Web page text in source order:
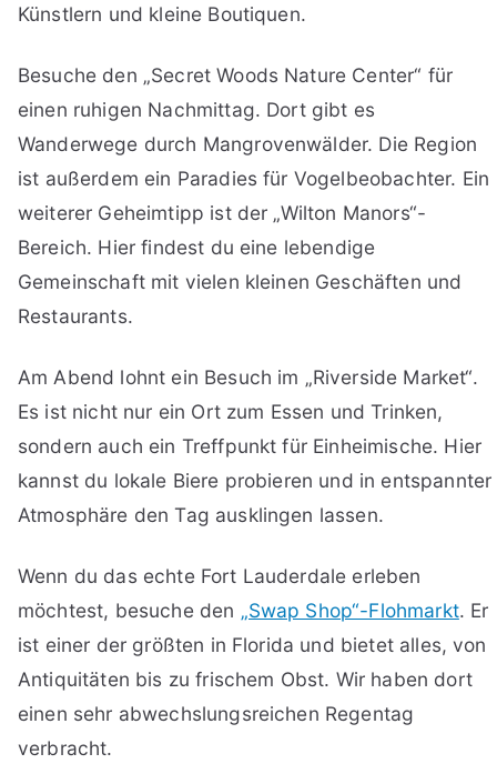
Künstlern und kleine Boutiquen.
Besuche den „Secret Woods Nature Center“ für
einen ruhigen Nachmittag. Dort gibt es
Wanderwege durch Mangrovenwälder. Die Region
ist außerdem ein Paradies für Vogelbeobachter. Ein
weiterer Geheimtipp ist der „Wilton Manors“-
Bereich. Hier findest du eine lebendige
Gemeinschaft mit vielen kleinen Geschäften und
Restaurants.
Am Abend lohnt ein Besuch im „Riverside Market“.
Es ist nicht nur ein Ort zum Essen und Trinken,
sondern auch ein Treffpunkt für Einheimische. Hier
kannst du lokale Biere probieren und in entspannter
Atmosphäre den Tag ausklingen lassen.
Wenn du das echte Fort Lauderdale erleben
möchtest, besuche den „Swap Shop“-Flohmarkt. Er
ist einer der größten in Florida und bietet alles, von
Antiquitäten bis zu frischem Obst. Wir haben dort
einen sehr abwechslungsreichen Regentag
verbracht.